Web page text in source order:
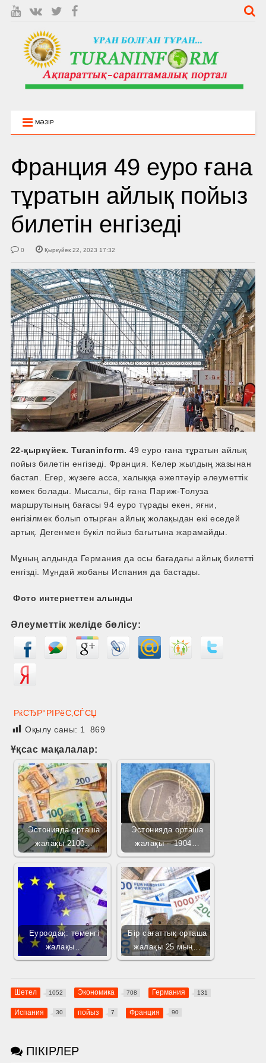
МӘЗІР
Франция 49 еуро ғана
тұратын айлық пойыз
билетін енгізеді
0 Қыркүйек 22, 2023 17:32
22-қыркүйек. Turaninform. 49 еуро ғана тұратын айлық
пойыз билетін енгізеді. Франция. Келер жылдың жазынан
бастап. Егер, жүзеге асса, халыққа әжептәуір әлеуметтік
көмек болады. Мысалы, бір ғана Париж-Толуза
маршрутының бағасы 94 еуро тұрады екен, яғни,
енгізілмек болып отырған айлық жолақыдан екі еседей
артық. Дегенмен бүкіл пойыз бағытына жарамайды.
Мұның алдында Германия да осы бағадағы айлық билетті
енгізді. Мұндай жобаны Испания да бастады.
Фото интернеттен алынды
Әлеуметтік желіде бөлісу:
РќСЂР°РІРёС‚СЃСЏ
Оқылу саны: 1 869
Ұқсас мақалалар:
Эстонияда орташа
жалақы 2100…
Эстонияда орташа
жалақы – 1904…
Еуроодақ: төменгі
жалақы…
Бір сағаттық орташа
жалақы 25 мың…
Шетел 1052 Экономика 708 Германия 131
Испания 30 пойыз 7 Франция 90
ПІКІРЛЕР